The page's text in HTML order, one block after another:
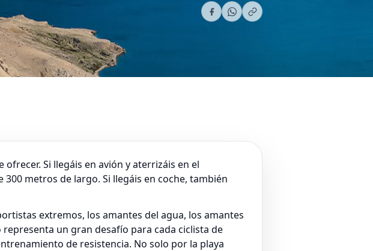
Si llegáis en avión y aterrizáis en el
metros de largo. Si llegáis en coche, también
extremos, los amantes del agua, los amantes
un gran desafío para cada ciclista de
de resistencia. No solo por la playa